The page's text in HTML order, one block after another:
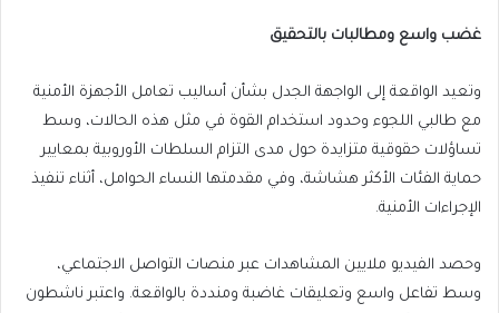
غضب واسع ومطالبات بالتحقيق
وتعيد الواقعة إلى الواجهة الجدل بشأن أساليب تعامل الأجهزة الأمنية
مع طالبي اللجوء وحدود استخدام القوة في مثل هذه الحالات، وسط
تساؤلات حقوقية متزايدة حول مدى التزام السلطات الأوروبية بمعايير
حماية الفئات الأكثر هشاشة، وفي مقدمتها النساء الحوامل، أثناء تنفيذ
الإجراءات الأمنية.
وحصد الفيديو ملايين المشاهدات عبر منصات التواصل الاجتماعي،
وسط تفاعل واسع وتعليقات غاضبة ومنددة بالواقعة. واعتبر ناشطون